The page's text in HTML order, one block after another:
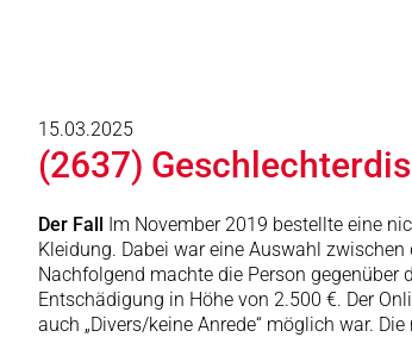
15.03.2025
(2637)
Der Fall Im November 2019 bestellte eine
Kleidung. Dabei war eine Auswahl zwischen
Nachfolgend machte die Person
Entschädigung in Höhe von 2.500 €. Der
auch „Divers/keine Anrede“ möglich war.